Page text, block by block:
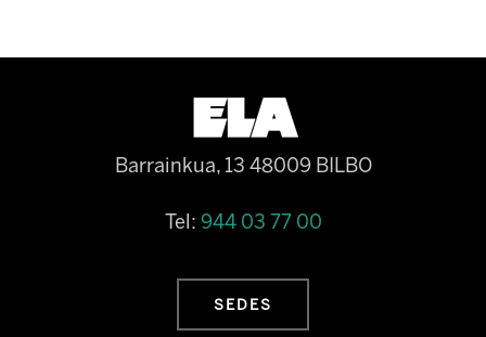
Barrainkua, 13 48009 BILBO
Tel: 944 03 77 00
SEDES